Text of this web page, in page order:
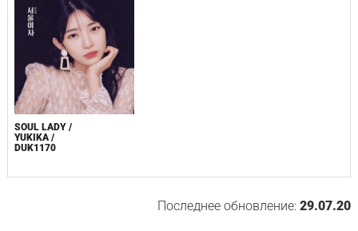
SOUL LADY /
YUKIKA /
DUK1170
Последнее обновление:29.07.20